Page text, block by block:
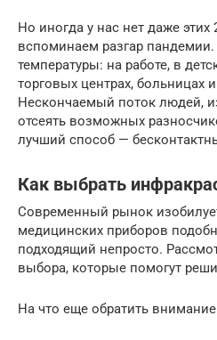
Но иногда у нас нет даже
вспоминаем разгар
температуры: на работе, в
торговых центрах, больницах
Нескончаемый поток людей,
отсеять возможных
лучший способ —
Как выбрать
Современный рынок
медицинских приборов
подходящий непросто.
выбора, которые помогут
На что еще обратить внимание